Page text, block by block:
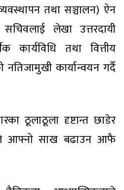
तथा सञ्चालन) ऐन
लेखा उत्तरदायी
तथा वित्तीय
कार्यान्वयन गर्दै
ठूलाठूला दृष्टान्त छाडेर
आफ्नो साख बढाउन आफै